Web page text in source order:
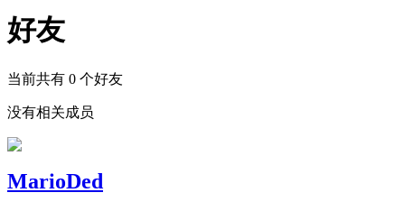
好友
当前共有 0 个好友
没有相关成员
MarioDed